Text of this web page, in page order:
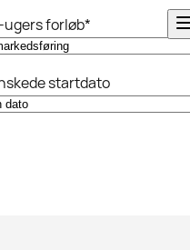
forløb*
startdato